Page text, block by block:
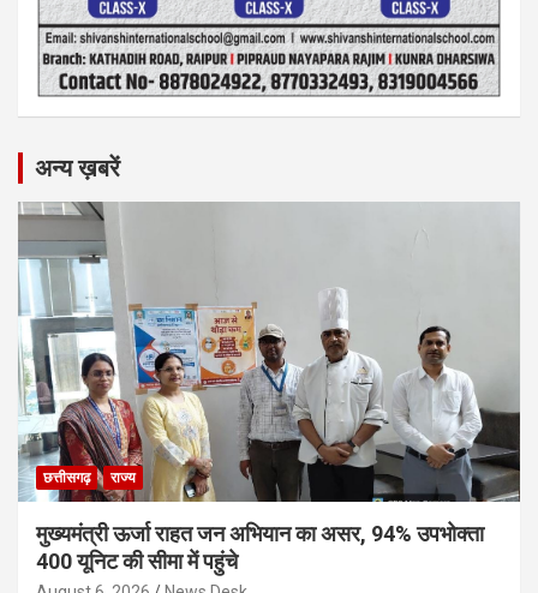
अन्य ख़बरें
छत्तीसगढ़ राज्य
मुख्यमंत्री ऊर्जा राहत जन अभियान का असर, 94% उपभोक्ता
400 यूनिट की सीमा में पहुंचे